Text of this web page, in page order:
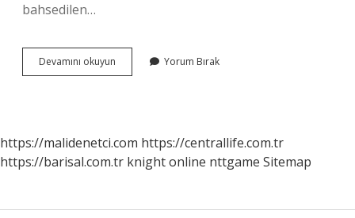
bahsedilen…
Devamını okuyun Paragrafta
Neler
Yorum Bırak
https://malidenetci.com https://centrallife.com.tr
https://barisal.com.tr knight online nttgame Sitemap